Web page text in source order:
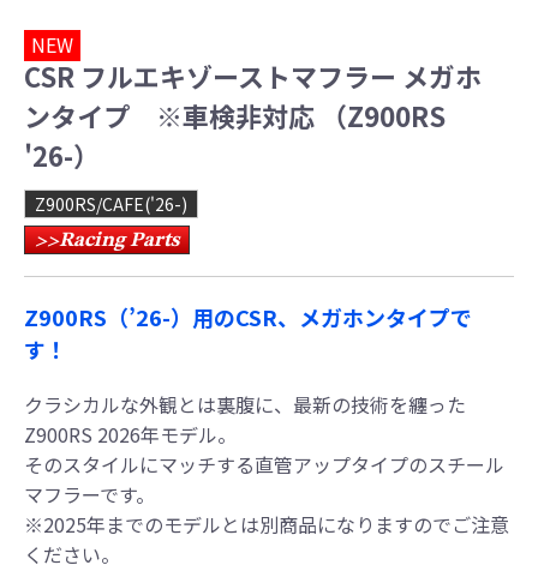
NEW
CSR フルエキゾーストマフラー メガホ
ンタイプ ※車検非対応 （Z900RS
'26-）
Z900RS/CAFE('26-)
>>Racing Parts
Z900RS（’26-）用のCSR、メガホンタイプで
す！
クラシカルな外観とは裏腹に、最新の技術を纏った
Z900RS 2026年モデル。
そのスタイルにマッチする直管アップタイプのスチール
マフラーです。
※2025年までのモデルとは別商品になりますのでご注意
ください。